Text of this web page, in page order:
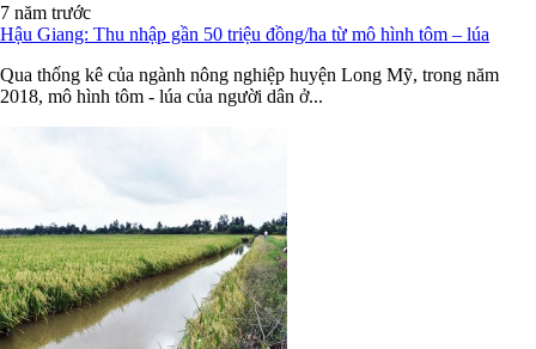
7 năm trước
Hậu Giang: Thu nhập gần 50 triệu đồng/ha từ mô hình tôm – lúa
Qua thống kê của ngành nông nghiệp huyện Long Mỹ, trong năm
2018, mô hình tôm - lúa của người dân ở...